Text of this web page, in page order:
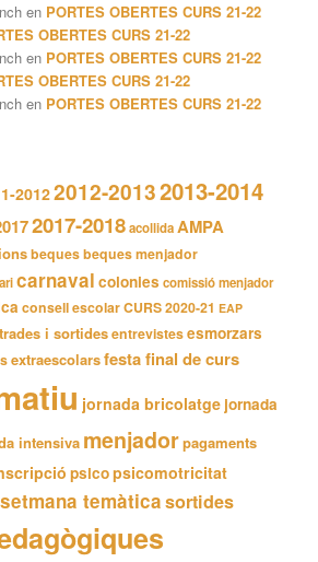
en PORTES OBERTES CURS 21-22
OBERTES CURS 21-22
en PORTES OBERTES CURS 21-22
OBERTES CURS 21-22
en PORTES OBERTES CURS 21-22
20122012-20132013-2014
2017-2018acollidaAMPA
bequesbeques menjador
carnaval colonies comissió menjador
consell escolarCURS 2020-21 EAP
i sortidesentrevistesesmorzars
extraescolarsfesta final de curs
jornada bricolatge jornada
intensiva menjadorpagaments
psicopsicomotricitat
setmana temàticasortides